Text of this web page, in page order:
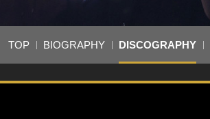
TOP BIOGRAPHY DISCOGRAPHY